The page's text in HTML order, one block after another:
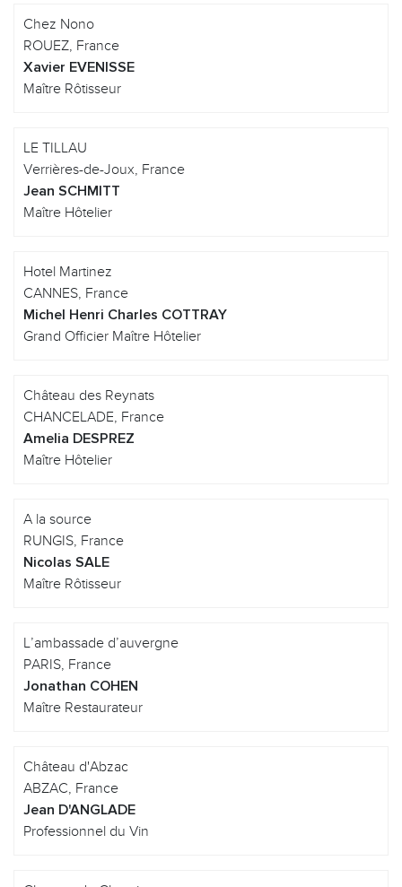
Chez Nono
ROUEZ, France
Xavier EVENISSE
Maître Rôtisseur
LE TILLAU
Verrières-de-Joux, France
Jean SCHMITT
Maître Hôtelier
Hotel Martinez
CANNES, France
Michel Henri Charles COTTRAY
Grand Officier Maître Hôtelier
Château des Reynats
CHANCELADE, France
Amelia DESPREZ
Maître Hôtelier
A la source
RUNGIS, France
Nicolas SALE
Maître Rôtisseur
L’ambassade d’auvergne
PARIS, France
Jonathan COHEN
Maître Restaurateur
Château d'Abzac
ABZAC, France
Jean D'ANGLADE
Professionnel du Vin